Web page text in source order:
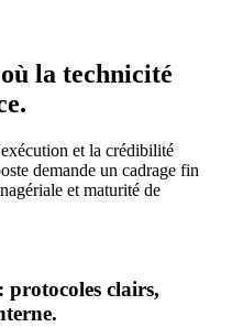
la technicité
et la crédibilité
demande un cadrage fin
et maturité de
clairs,